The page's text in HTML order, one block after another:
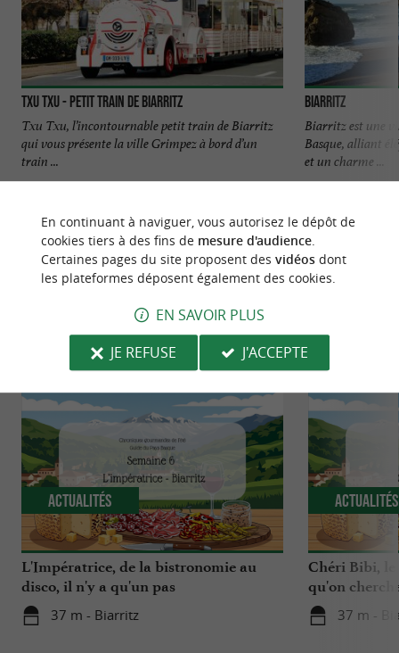
TXU TXU - Petit Train de Biarritz
Txu Txu, l’incontournable petit train de Biarritz
qui vous présente la ville Grimpez à bord d’un
train ...
Biarritz
Biarritz est une
Basque, alliant
et un charme ...
NOUS AVONS TESTÉPOUR VOUS
L'Impératrice, de la bistronomie au
disco, il n'y a qu'un pas
37 m - Biarritz
Actualités
Chéri Bibi,
qu'on
37 m -
Actualités
En continuant à naviguer, vous autorisez le dépôt de
cookies tiers à des fins de mesure d'audience.
Certaines pages du site proposent des vidéosdont
les plateformes déposent également des cookies.
EN SAVOIR PLUS
JE REFUSE
J'ACCEPTE